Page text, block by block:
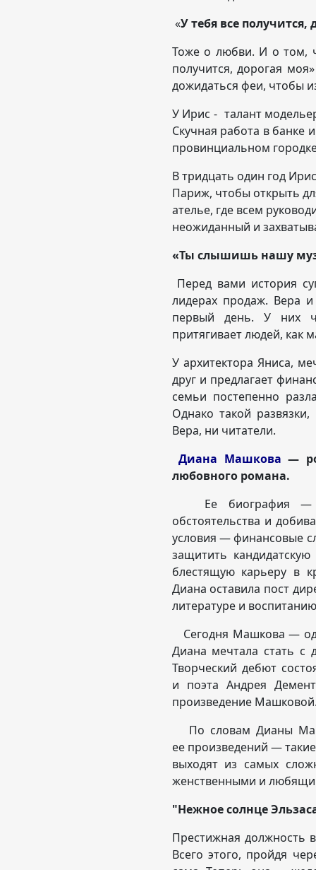
«У тебя все получится,
Тоже о любви. И о том,
получится, дорогая
дожидаться феи, чтобы
У Ирис - талант
Скучная работа в банке
провинциальном
В тридцать один год
Париж, чтобы открыть
ателье, где всем
неожиданный и
«Ты слышишь нашу
Перед вами история
лидерах продаж. Вера
первый день. У них
притягивает людей, как
У архитектора Яниса,
друг и предлагает
семьи постепенно
Однако такой
Вера, ни читатели.
Диана Машкова —
любовного романа.
Ее биография —
обстоятельства и
условия — финансовые
защитить
блестящую карьеру в
Диана оставила пост
литературе и
Сегодня Машкова —
Диана мечтала стать с
Творческий дебют
и поэта Андрея
произведение
По словам Дианы
ее произведений —
выходят из самых
женственными и
"Нежное солнце
Престижная должность
Всего этого, пройдя